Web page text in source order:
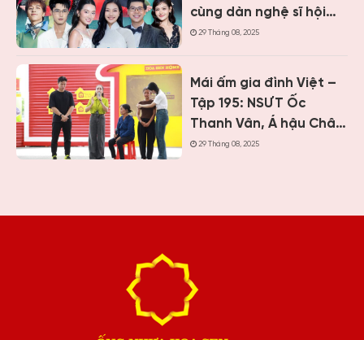
cùng dàn nghệ sĩ hội
ngộ tại Mái ấm gia đình
29 Tháng 08, 2025
Mái ấm gia đình Việt –
Tập 195: NSƯT Ốc
Thanh Vân, Á hậu Châu
Anh và cầu thủ Quế
29 Tháng 08, 2025